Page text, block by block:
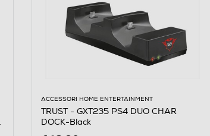
ACCESSORI HOME ENTERTAINMENT
TRUST - GXT235 PS4 DUO CHAR
DOCK-Black